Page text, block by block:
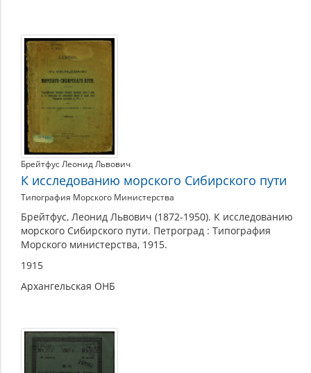
Брейтфус Леонид Львович
К исследованию морского Сибирского пути
Типография Морского Министерства
Брейтфус, Леонид Львович (1872-1950). К исследованию
морского Сибирского пути. Петроград : Типография
Морского министерства, 1915.
1915
Архангельская ОНБ